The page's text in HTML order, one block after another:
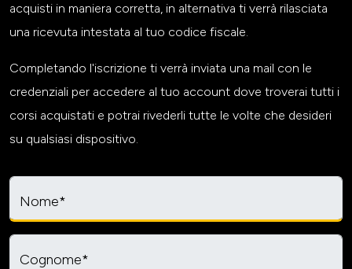
acquisti in maniera corretta, in alternativa ti verrà rilasciata
una ricevuta intestata al tuo codice fiscale.
Completando l'iscrizione ti verrà inviata una mail con le
credenziali per accedere al tuo account dove troverai tutti i
corsi acquistati e potrai rivederli tutte le volte che desideri
su qualsiasi dispositivo.
Nome*
Cognome*